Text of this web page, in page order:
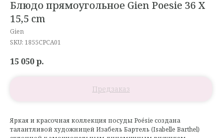
Блюдо прямоугольное Gien Poesie 36 X
15,5 cm
Gien
SKU: 1855CPCA01
15 050р.
Яркая и красочная коллекция посуды Poésie создана
талантливой художницей Изабель Бартель (Isabelle Barthel)